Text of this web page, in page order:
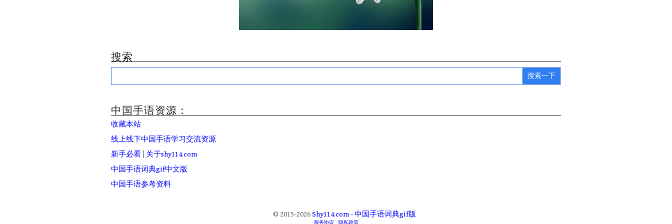
搜索
Search
中国手语资源：
收藏本站
线上线下中国手语学习交流资源
新手必看
关于shy114.com
中国手语词典gif中文版
中国手语参考资料
© 2015-2026Shy114.com - 中国手语词典gif版
服务协议 隐私政策